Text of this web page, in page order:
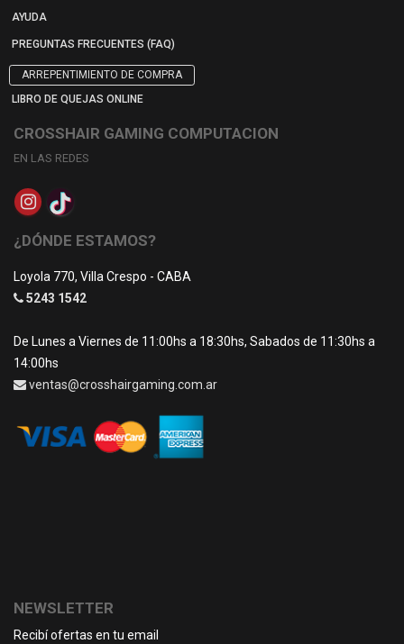
AYUDA
PREGUNTAS FRECUENTES (FAQ)
ARREPENTIMIENTO DE COMPRA
LIBRO DE QUEJAS ONLINE
CROSSHAIR GAMING COMPUTACION
EN LAS REDES
¿DÓNDE ESTAMOS?
Loyola 770, Villa Crespo - CABA
5243 1542
De Lunes a Viernes de 11:00hs a 18:30hs, Sabados de 11:30hs a
14:00hs
ventas@crosshairgaming.com.ar
NEWSLETTER
Recibí ofertas en tu email